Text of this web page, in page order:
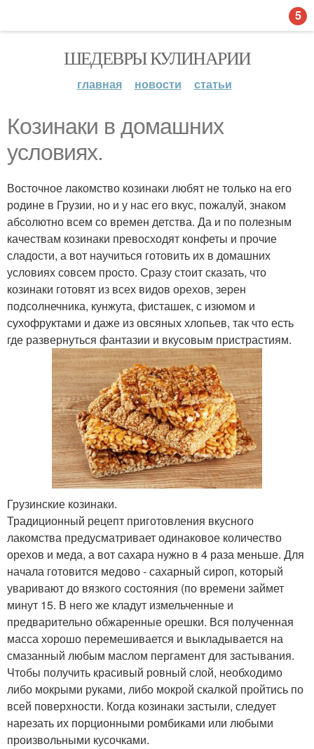
ШЕДЕВРЫ КУЛИНАРИИ
главная новости статьи
Козинаки в домашних
условиях.
Восточное лакомство козинаки любят не только на его
родине в Грузии, но и у нас его вкус, пожалуй, знаком
абсолютно всем со времен детства. Да и по полезным
качествам козинаки превосходят конфеты и прочие
сладости, а вот научиться готовить их в домашних
условиях совсем просто. Сразу стоит сказать, что
козинаки готовят из всех видов орехов, зерен
подсолнечника, кунжута, фисташек, с изюмом и
сухофруктами и даже из овсяных хлопьев, так что есть
где развернуться фантазии и вкусовым пристрастиям.
Грузинские козинаки.
Традиционный рецепт приготовления вкусного
лакомства предусматривает одинаковое количество
орехов и меда, а вот сахара нужно в 4 раза меньше. Для
начала готовится медово - сахарный сироп, который
уваривают до вязкого состояния (по времени займет
минут 15. В него же кладут измельченные и
предварительно обжаренные орешки. Вся полученная
масса хорошо перемешивается и выкладывается на
смазанный любым маслом пергамент для застывания.
Чтобы получить красивый ровный слой, необходимо
либо мокрыми руками, либо мокрой скалкой пройтись по
всей поверхности. Когда козинаки застыли, следует
нарезать их порционными ромбиками или любыми
произвольными кусочками.
5